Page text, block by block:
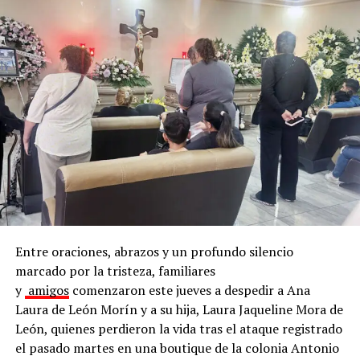
En este objetivo, trabajan en conjunto el Instituto
Municipal de Planeación (IMPLAN), la dirección de
Medio Ambiente y Desarrollo Sustentable, de
Infraestructura y Obra Pública, así como de Servicios
Públicos.
cuenta con una plataforma digital de uso interno que
permite planear, dar seguimiento y documentar las
intervenciones realizadas en los espacios públicos del
municipio.
El director de Medio Ambiente y Desarrollo Sustentable,
Entre oraciones, abrazos y un profundo silencio
marcado por la tristeza, familiares
y amigoscomenzaron este jueves a despedir a Ana
Laura de León Morín y a su hija, Laura Jaqueline Mora de
León, quienes perdieron la vida tras el ataque registrado
el pasado martes en una boutique de la colonia Antonio